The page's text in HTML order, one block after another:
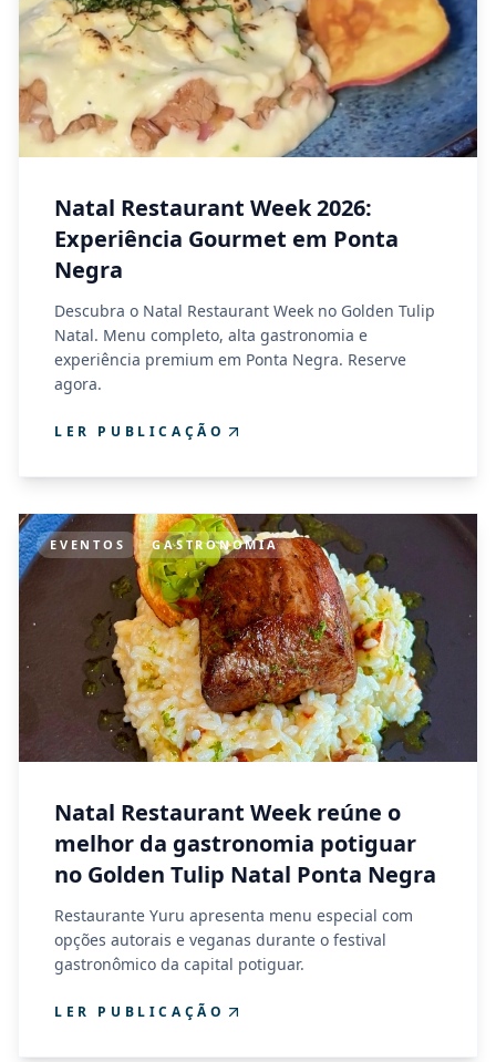
Natal Restaurant Week 2026:
Experiência Gourmet em Ponta
Negra
Descubra o Natal Restaurant Week no Golden Tulip
Natal. Menu completo, alta gastronomia e
experiência premium em Ponta Negra. Reserve
agora.
LER PUBLICAÇÃO
EVENTOS GASTRONOMIA
Natal Restaurant Week reúne o
melhor da gastronomia potiguar
no Golden Tulip Natal Ponta Negra
Restaurante Yuru apresenta menu especial com
opções autorais e veganas durante o festival
gastronômico da capital potiguar.
LER PUBLICAÇÃO